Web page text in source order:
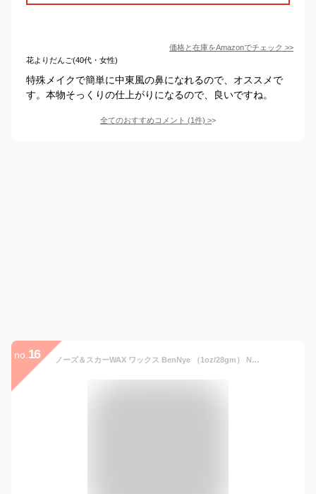
価格と在庫をAmazonでチェック >>
花よりだんご(40代・女性)
特殊メイクで簡単に中東風の鼻になれるので、オススメで
す。本物そっくりの仕上がりになるので、良いですね。
全てのおすすめコメント (1件) >
no. 16 ノーズ＆スカーWAX ワックス BenNye （1oz/28gm） Nose&Scar Wax BNWAX02 ベンナイ | 特殊メイク 傷メイク 眉消し 鼻筋 鼻筋高く 鼻パテメイク 傷痕 傷隠し しわ埋め しわ隠し 眉つぶし